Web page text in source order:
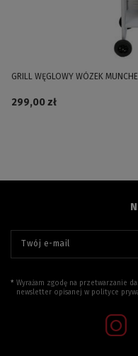
GRILL WĘGLOWY WÓZEK
299,00 zł
Twój e-mail
Wyrażam zgodę na przetwarzanie
newsletter opisanej w polityce